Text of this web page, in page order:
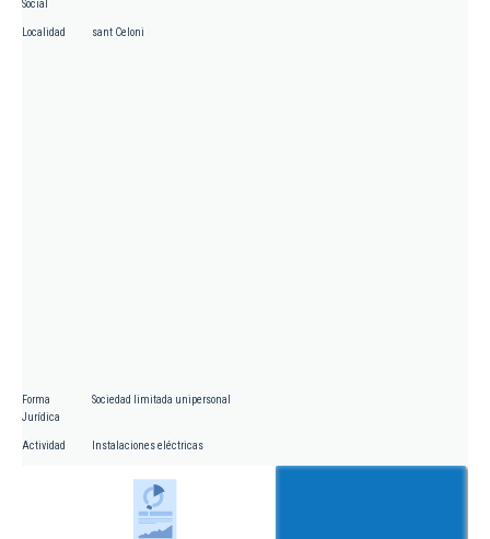
Social
Localidad sant Celoni
Forma
Jurídica
Sociedad limitada unipersonal
Actividad Instalaciones eléctricas